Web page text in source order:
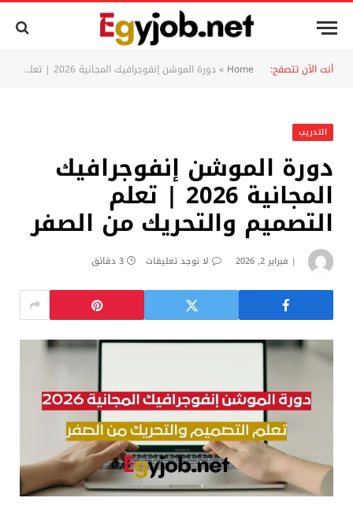
أنت الآن تتصفح: Home
»دورة الموشن إنفوجرافيك المجانية 2026 | تعلم التصميم والتحريك من الصفر
التدريب
دورة الموشن إنفوجرافيك
المجانية 2026 | تعلم
التصميم والتحريك من الصفر
فبراير 2, 2026 لا توجد تعليقات 3 دقائق